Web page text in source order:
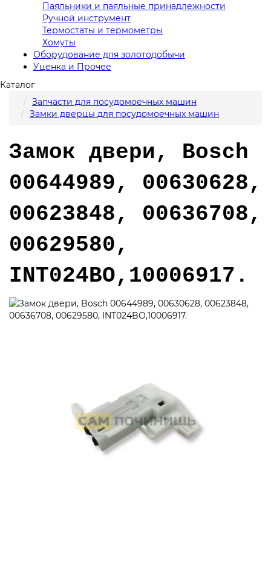
Паяльники и паяльные принадлежности
Ручной инструмент
Термостаты и термометры
Хомуты
Оборудование для золотодобычи
Уценка и Прочее
Каталог
Запчасти для посудомоечных машин
Замки дверцы для посудомоечных машин
Замок двери, Bosch
00644989, 00630628,
00623848, 00636708,
00629580,
INT024BO,10006917.